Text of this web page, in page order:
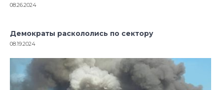
08.26.2024
Демократы раскололись по сектору
08.19.2024